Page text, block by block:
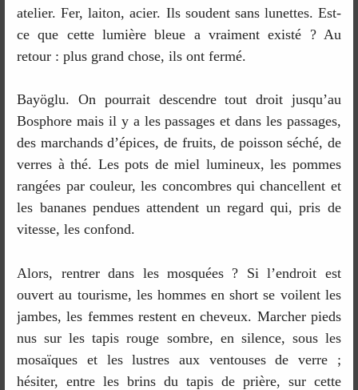
atelier. Fer, laiton, acier. Ils soudent sans lunettes. Est-
ce que cette lumière bleue a vraiment existé ? Au
retour : plus grand chose, ils ont fermé.
Bayöglu. On pourrait descendre tout droit jusqu’au
Bosphore mais il y a les passages et dans les passages,
des marchands d’épices, de fruits, de poisson séché, de
verres à thé. Les pots de miel lumineux, les pommes
rangées par couleur, les concombres qui chancellent et
les bananes pendues attendent un regard qui, pris de
vitesse, les confond.
Alors, rentrer dans les mosquées ? Si l’endroit est
ouvert au tourisme, les hommes en short se voilent les
jambes, les femmes restent en cheveux. Marcher pieds
nus sur les tapis rouge sombre, en silence, sous les
mosaïques et les lustres aux ventouses de verre ;
hésiter, entre les brins du tapis de prière, sur cette